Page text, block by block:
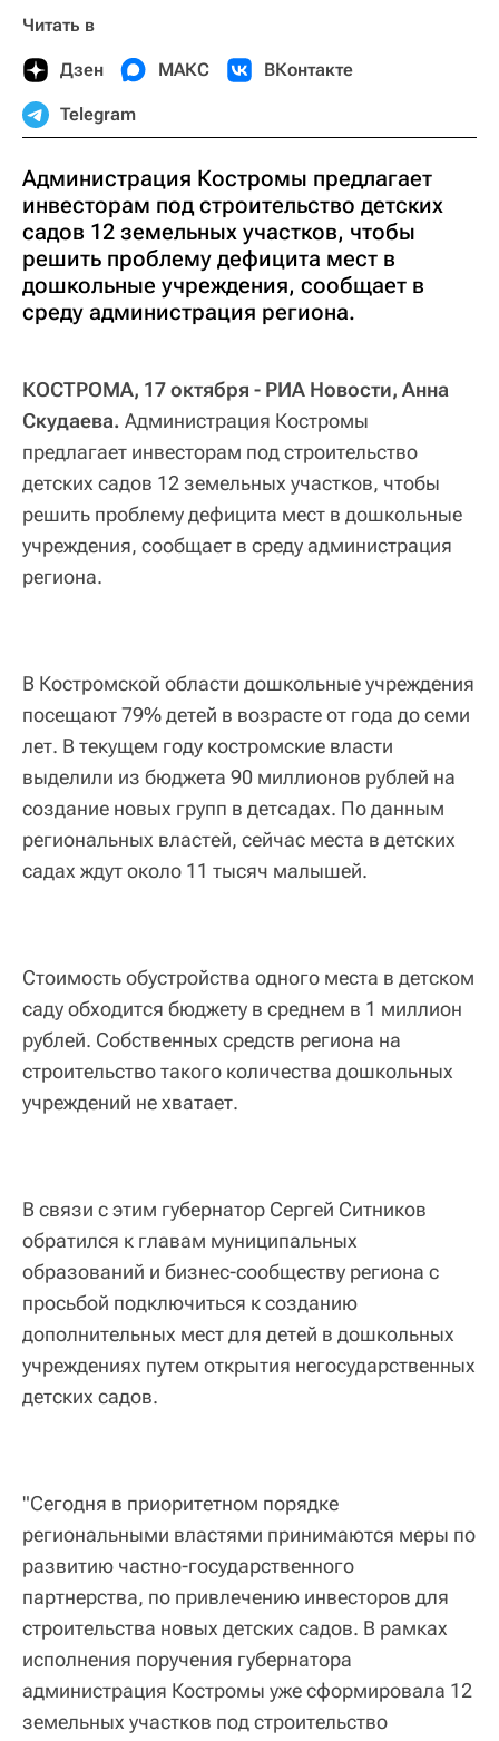
Читать в
Дзен МАКС ВКонтакте
Telegram
Администрация Костромы предлагает
инвесторам под строительство детских
садов 12 земельных участков, чтобы
решить проблему дефицита мест в
дошкольные учреждения, сообщает в
среду администрация региона.
КОСТРОМА, 17 октября - РИА Новости, Анна
Скудаева. Администрация Костромы
предлагает инвесторам под строительство
детских садов 12 земельных участков, чтобы
решить проблему дефицита мест в дошкольные
учреждения, сообщает в среду администрация
региона.
В Костромской области дошкольные учреждения
посещают 79% детей в возрасте от года до семи
лет. В текущем году костромские власти
выделили из бюджета 90 миллионов рублей на
создание новых групп в детсадах. По данным
региональных властей, сейчас места в детских
садах ждут около 11 тысяч малышей.
Стоимость обустройства одного места в детском
саду обходится бюджету в среднем в 1 миллион
рублей. Собственных средств региона на
строительство такого количества дошкольных
учреждений не хватает.
В связи с этим губернатор Сергей Ситников
обратился к главам муниципальных
образований и бизнес-сообществу региона с
просьбой подключиться к созданию
дополнительных мест для детей в дошкольных
учреждениях путем открытия негосударственных
детских садов.
"Сегодня в приоритетном порядке
региональными властями принимаются меры по
развитию частно-государственного
партнерства, по привлечению инвесторов для
строительства новых детских садов. В рамках
исполнения поручения губернатора
администрация Костромы уже сформировала 12
земельных участков под строительство